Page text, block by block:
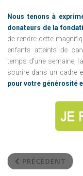
Nous tenons à
donateurs de la
de rendre cette
enfants atteints de
temps d'une semaine,
sourire dans un cadre
pour votre générosité
PRÉCÉDENT